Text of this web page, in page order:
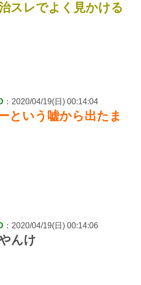
スレでよく見かける
：2020/04/19(日) 00:14:04
という嘘から出たま
：2020/04/19(日) 00:14:06
んけ